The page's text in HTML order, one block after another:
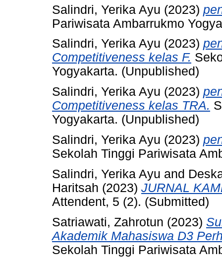
Salindri, Yerika Ayu (2023)
Pariwisata Ambarrukmo
Salindri, Yerika Ayu (2023)
Competitiveness kelas F.
Yogyakarta. (Unpublished)
Salindri, Yerika Ayu (2023)
Competitiveness kelas TRA.
Yogyakarta. (Unpublished)
Salindri, Yerika Ayu (2023)
Sekolah Tinggi Pariwisata
Salindri, Yerika Ayu and
Haritsah (2023) JURNAL
Attendent, 5 (2). (Submitted)
Satriawati, Zahrotun (2023)
Akademik Mahasiswa D3
Sekolah Tinggi Pariwisata